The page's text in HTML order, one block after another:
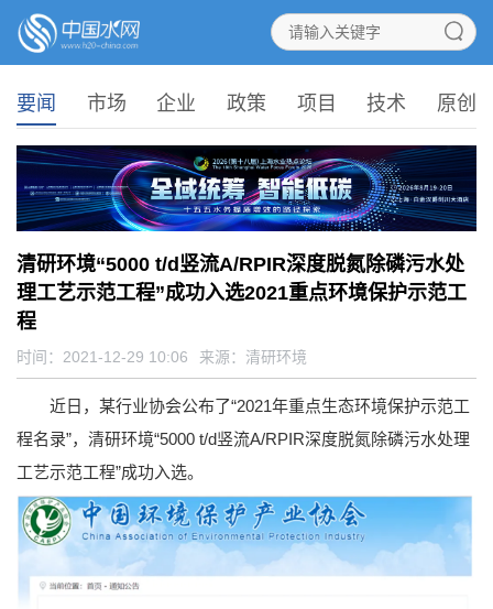
要闻 市场 企业 政策 项目 技术 原创
清研环境“5000 t/d竖流A/RPIR深度脱氮除磷污水处
理工艺示范工程”成功入选2021重点环境保护示范工
程
时间：2021-12-29 10:06 来源： 清研环境
近日，某行业协会公布了“2021年重点生态环境保护示范工
程名录”，清研环境“5000 t/d竖流A/RPIR深度脱氮除磷污水处理
工艺示范工程”成功入选。